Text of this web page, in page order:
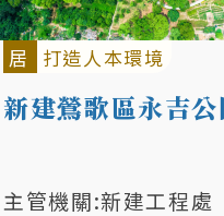
居 打造人本環境
新建鶯歌區永吉公
主管機關:新建工程處